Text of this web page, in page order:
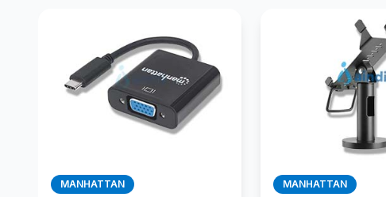
MANHATTAN MANHATTAN